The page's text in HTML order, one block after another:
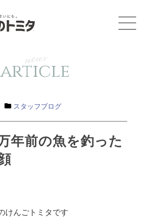
news
article
スタッフブログ
年前の魚を釣った
けんごトミタです